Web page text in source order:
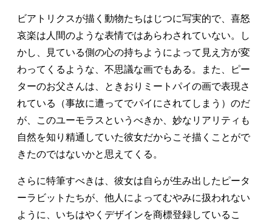
ビアトリクスが描く動物たちはじつに写実的で、喜怒
哀楽は人間のような表情ではあらわされていない。し
かし、見ている側の心の持ちようによって見え方が変
わってくるような、不思議な画でもある。また、ピー
ターのお父さんは、ときおりミートパイの画で表現さ
れている（事故に遭ってでパイにされてしまう）のだ
が、このユーモラスというべきか、妙なリアリティも
自然を知り精通していた彼女だからこそ描くことがで
きたのではないかと思えてくる。
さらに特筆すべきは、彼女は自らが生み出したピータ
ーラビットたちが、他人によってむやみに扱われない
ように、いちはやくデザインを商標登録しているこ